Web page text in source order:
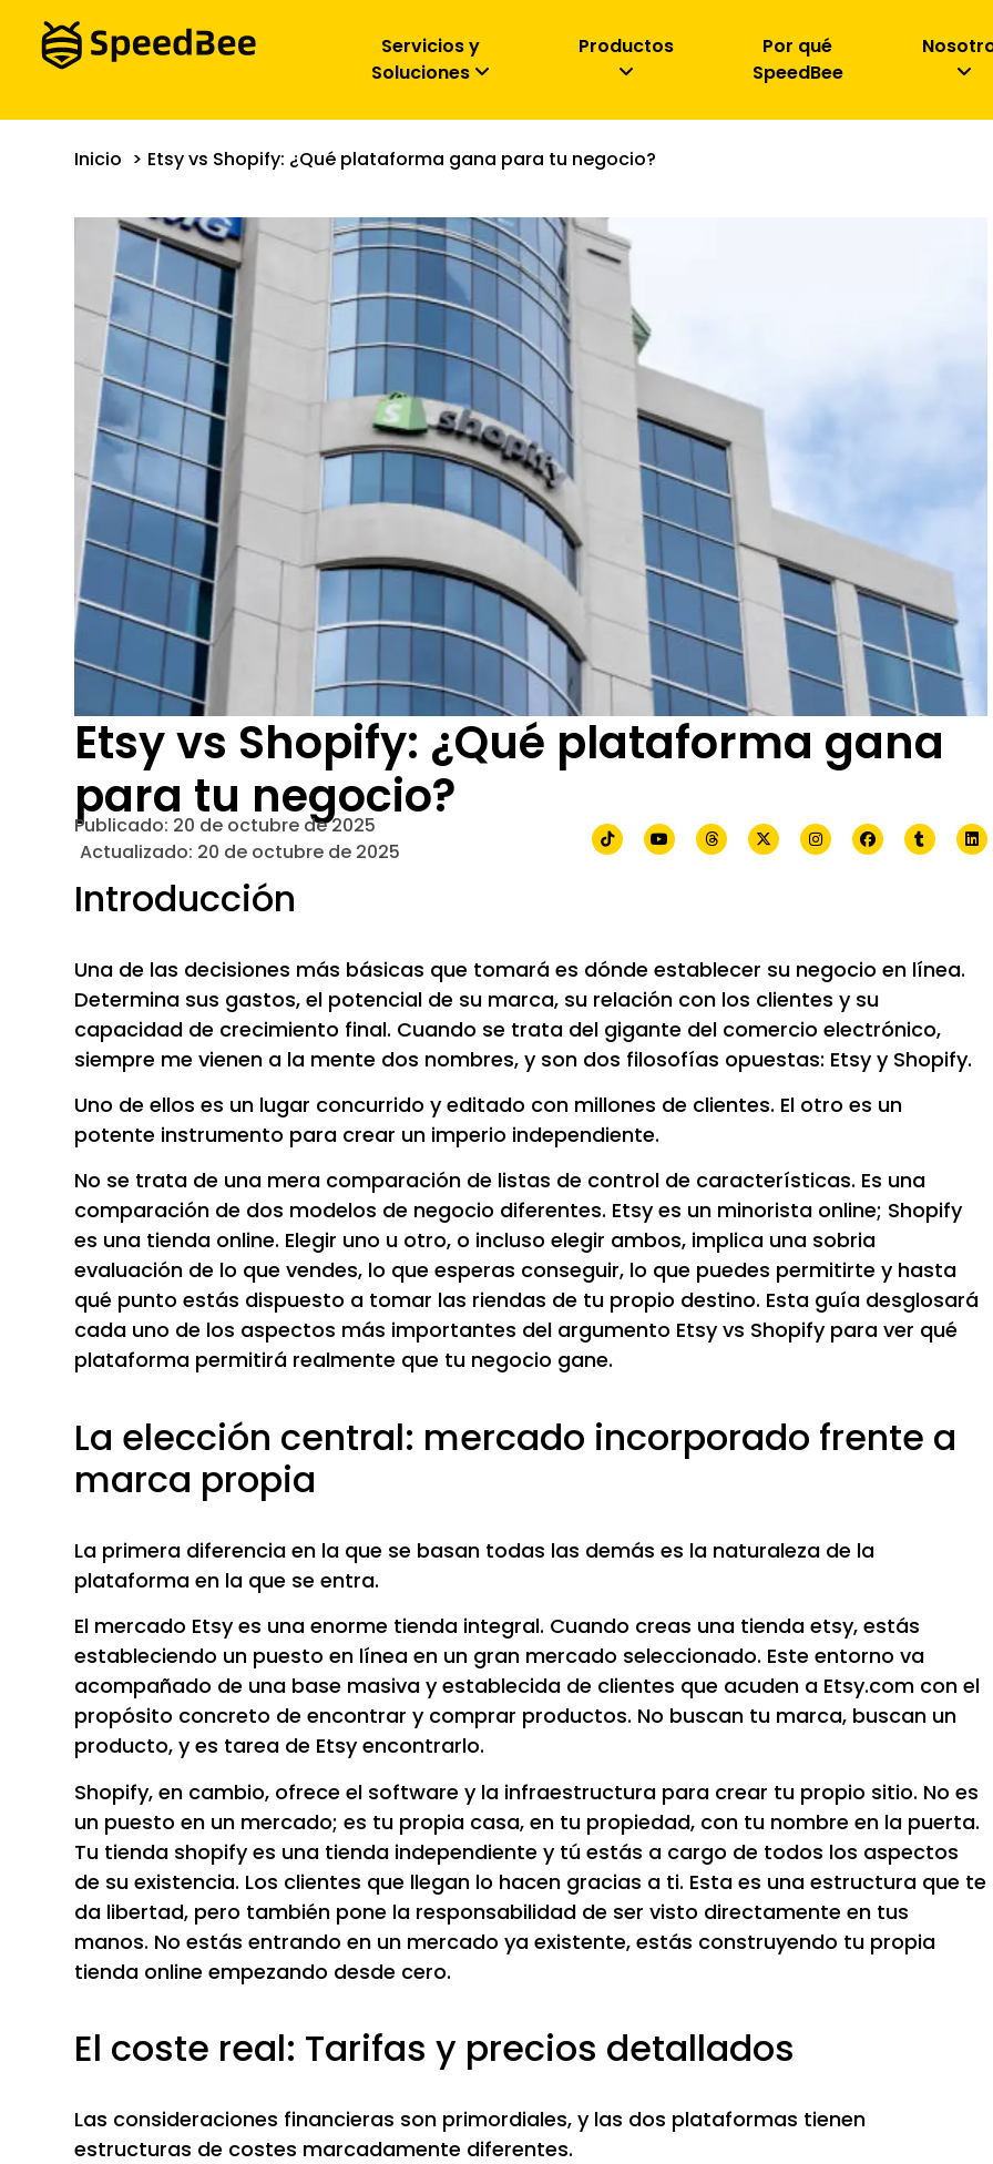
Servicios y
Soluciones
Productos
Por qué
SpeedBee
Inicio Etsy vs Shopify: ¿Qué plataforma gana para tu negocio?
Etsy vs Shopify: ¿Qué plataforma gana
para tu negocio?
Publicado: 20 de octubre de 2025
Actualizado: 20 de octubre de 2025
Introducción
Una de las decisiones más básicas que tomará es dónde establecer su negocio en línea.
Determina sus gastos, el potencial de su marca, su relación con los clientes y su
capacidad de crecimiento final. Cuando se trata del gigante del comercio electrónico,
siempre me vienen a la mente dos nombres, y son dos filosofías opuestas: Etsy y Shopify.
Uno de ellos es un lugar concurrido y editado con millones de clientes. El otro es un
potente instrumento para crear un imperio independiente.
No se trata de una mera comparación de listas de control de características. Es una
comparación de dos modelos de negocio diferentes. Etsy es un minorista online; Shopify
es una tienda online. Elegir uno u otro, o incluso elegir ambos, implica una sobria
evaluación de lo que vendes, lo que esperas conseguir, lo que puedes permitirte y hasta
qué punto estás dispuesto a tomar las riendas de tu propio destino. Esta guía desglosará
cada uno de los aspectos más importantes del argumento Etsy vs Shopify para ver qué
plataforma permitirá realmente que tu negocio gane.
La elección central: mercado incorporado frente a
marca propia
La primera diferencia en la que se basan todas las demás es la naturaleza de la
plataforma en la que se entra.
El mercado Etsy es una enorme tienda integral. Cuando creas una tienda etsy, estás
estableciendo un puesto en línea en un gran mercado seleccionado. Este entorno va
acompañado de una base masiva y establecida de clientes que acuden a Etsy.com con el
propósito concreto de encontrar y comprar productos. No buscan tu marca, buscan un
producto, y es tarea de Etsy encontrarlo.
Shopify, en cambio, ofrece el software y la infraestructura para crear tu propio sitio. No es
un puesto en un mercado; es tu propia casa, en tu propiedad, con tu nombre en la puerta.
Tu tienda shopify es una tienda independiente y tú estás a cargo de todos los aspectos
de su existencia. Los clientes que llegan lo hacen gracias a ti. Esta es una estructura que te
da libertad, pero también pone la responsabilidad de ser visto directamente en tus
manos. No estás entrando en un mercado ya existente, estás construyendo tu propia
tienda online empezando desde cero.
El coste real: Tarifas y precios detallados
Las consideraciones financieras son primordiales, y las dos plataformas tienen
estructuras de costes marcadamente diferentes.